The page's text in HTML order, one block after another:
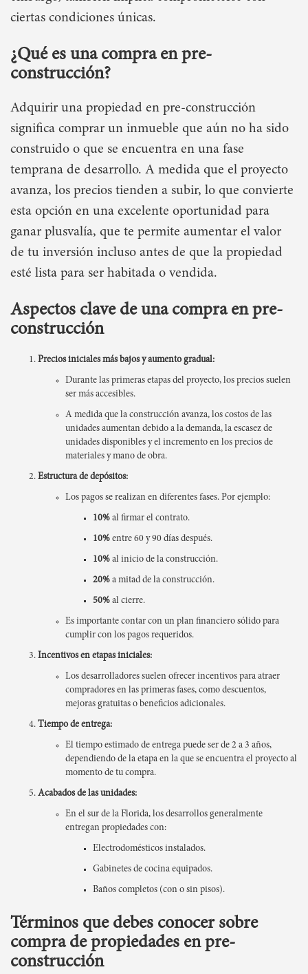
ciertas condiciones únicas.
¿Qué es una compra en pre-
construcción?
Adquirir una propiedad en pre-construcción
significa comprar un inmueble que aún no ha sido
construido o que se encuentra en una fase
temprana de desarrollo. A medida que el proyecto
avanza, los precios tienden a subir, lo que convierte
esta opción en una excelente oportunidad para
ganar plusvalía, que te permite aumentar el valor
de tu inversión incluso antes de que la propiedad
esté lista para ser habitada o vendida.
Aspectos clave de una compra en pre-
construcción
Precios iniciales más bajos y aumento gradual:
Durante las primeras etapas del proyecto, los precios suelen
ser más accesibles.
A medida que la construcción avanza, los costos de las
unidades aumentan debido a la demanda, la escasez de
unidades disponibles y el incremento en los precios de
materiales y mano de obra.
Estructura de depósitos:
Los pagos se realizan en diferentes fases. Por ejemplo:
10% al firmar el contrato.
10% entre 60 y 90 días después.
10% al inicio de la construcción.
20% a mitad de la construcción.
50% al cierre.
Es importante contar con un plan financiero sólido para
cumplir con los pagos requeridos.
Incentivos en etapas iniciales:
Los desarrolladores suelen ofrecer incentivos para atraer
compradores en las primeras fases, como descuentos,
mejoras gratuitas o beneficios adicionales.
Tiempo de entrega:
El tiempo estimado de entrega puede ser de 2 a 3 años,
dependiendo de la etapa en la que se encuentra el proyecto al
momento de tu compra.
Acabados de las unidades:
En el sur de la Florida, los desarrollos generalmente
entregan propiedades con:
Electrodomésticos instalados.
Gabinetes de cocina equipados.
Baños completos (con o sin pisos).
Términos que debes conocer sobre
compra de propiedades en pre-
construcción